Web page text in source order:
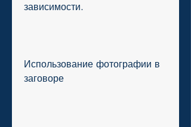
зависимости.
Использование фотографии в
заговоре